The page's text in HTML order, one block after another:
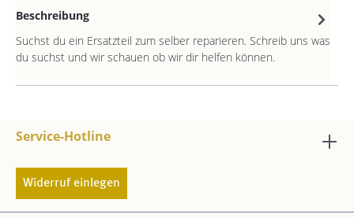
Beschreibung
Suchst du ein Ersatzteil zum selber reparieren. Schreib uns was
du suchst und wir schauen ob wir dir helfen können.
Service-Hotline
Widerruf einlegen